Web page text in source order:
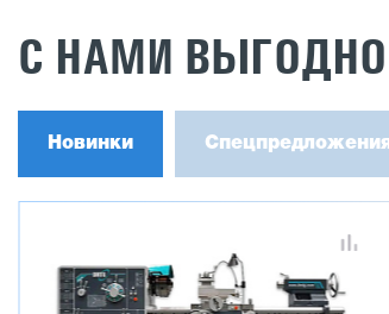
С НАМИ ВЫГОДНО
Новинки Спецпредложения